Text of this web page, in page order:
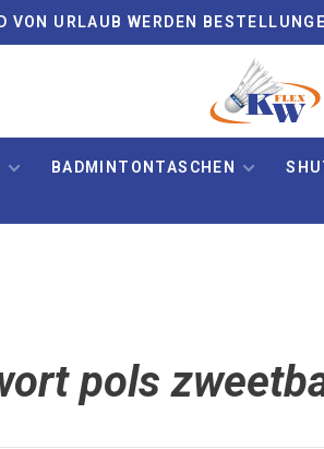
VON URLAUB WERDEN
BADMINTONTASCHEN
pols